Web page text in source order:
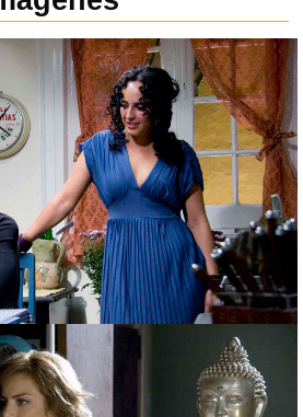
BUDA, TOMADA DE INTERNET